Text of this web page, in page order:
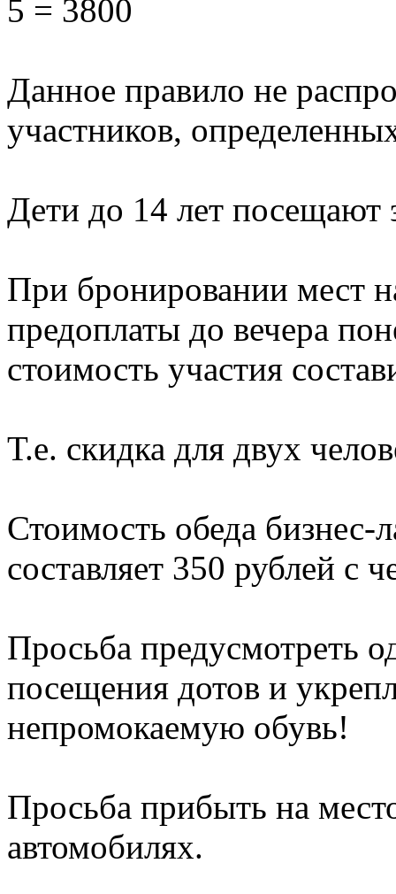
5 = 3800
Данное правило не
участников,
Дети до 14 лет посещают
При бронировании мест
предоплаты до вечера
стоимость участия
Т.е. скидка для двух
Стоимость обеда
составляет 350 рублей с
Просьба предусмотреть
посещения дотов и
непромокаемую обувь!
Просьба прибыть на
автомобилях.